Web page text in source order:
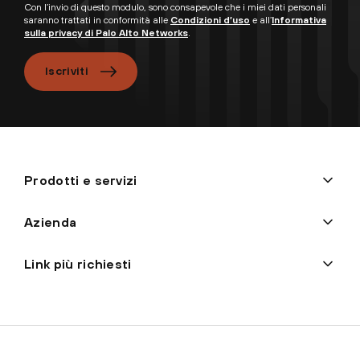
Con l’invio di questo modulo, sono consapevole che i miei dati personali
saranno trattati in conformità alle Condizioni d’uso e all’Informativa
sulla privacy di Palo Alto Networks.
Iscriviti
Prodotti e servizi
Azienda
Link più richiesti